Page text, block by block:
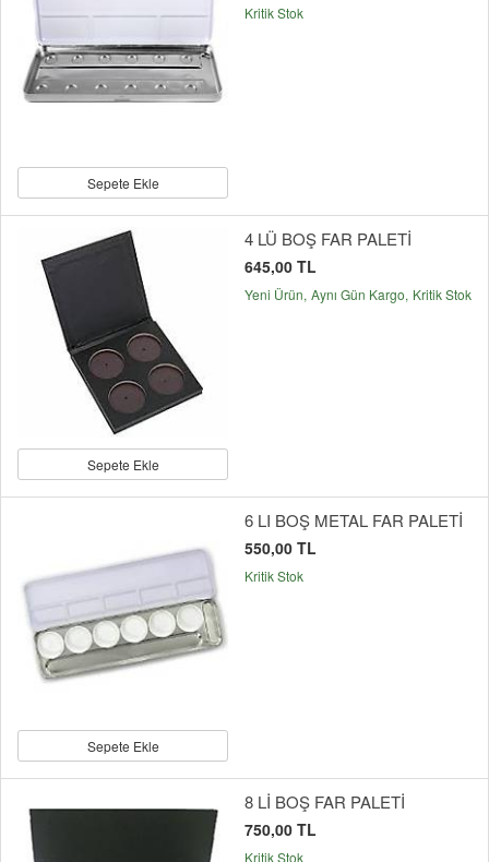
Sepete Ekle
Kritik Stok
Sepete Ekle
4 LÜ BOŞ FAR PALETİ
645,00 TL
Yeni Ürün Aynı Gün Kargo Kritik Stok
Sepete Ekle
6 LI BOŞ METAL FAR PALETİ
550,00 TL
Kritik Stok
8 Lİ BOŞ FAR PALETİ
750,00 TL
Kritik Stok